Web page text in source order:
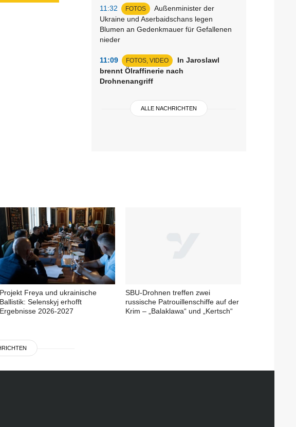
11:32 FOTOS
Außenminister der
Ukraine und Aserbaidschans legen
Blumen an Gedenkmauer für Gefallenen
nieder
11:09 FOTOS, VIDEO
In Jaroslawl
brennt Ölraffinerie nach
Drohnenangriff
ALLE NACHRICHTEN
Projekt Freya und ukrainische
Ballistik: Selenskyj erhofft
Ergebnisse 2026-2027
SBU-Drohnen treffen zwei
russische Patrouillenschiffe auf der
Krim – „Balaklawa“ und „Kertsch“